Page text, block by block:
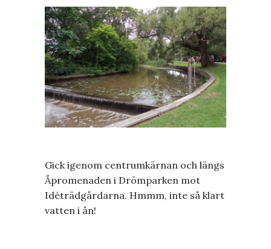
Gick igenom centrumkärnan och längs
Åpromenaden i Drömparken mot
Idéträdgårdarna. Hmmm, inte så klart
vatten i ån!